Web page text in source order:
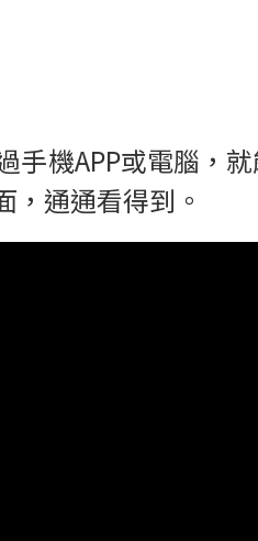
機APP或電腦，
通通看得到。